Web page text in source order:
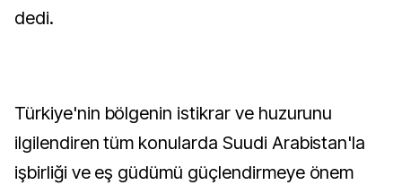
dedi.
Türkiye'nin bölgenin istikrar ve huzurunu
ilgilendiren tüm konularda Suudi Arabistan'la
işbirliği ve eş güdümü güçlendirmeye önem